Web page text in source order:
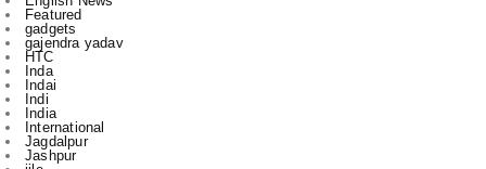
Inda
Indai
Indi
India
International
Jagdalpur
Jashpur
jile
kasdol
Kawardha
l
m